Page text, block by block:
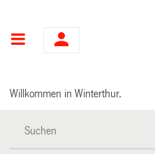
Hauptnavigation
Willkommen in Winterthur.